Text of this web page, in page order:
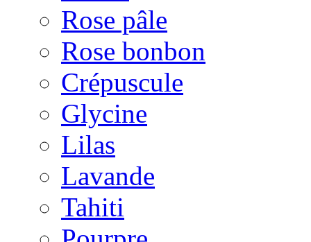
Rose pâle
Rose bonbon
Crépuscule
Glycine
Lilas
Lavande
Tahiti